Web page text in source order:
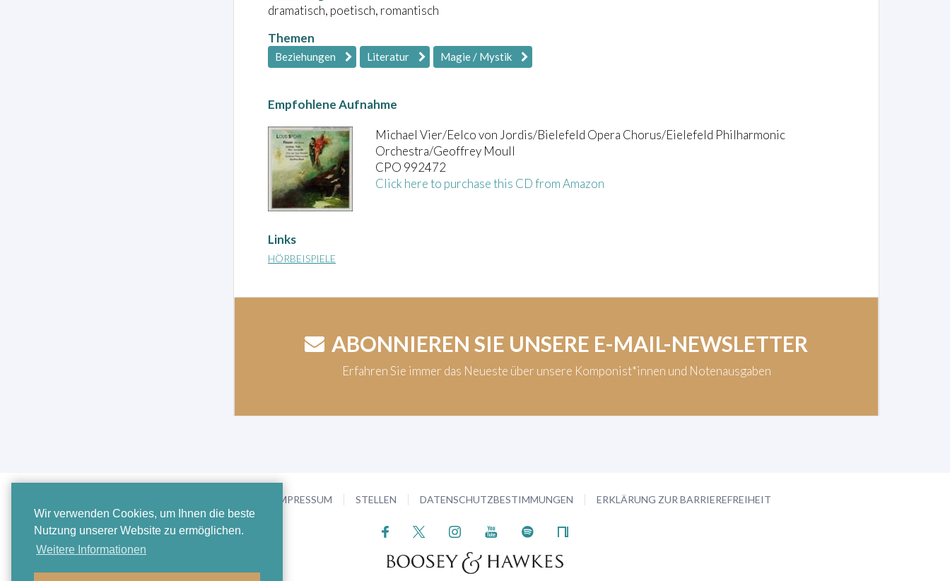
Wir verwenden Cookies, um Ihnen die beste
Nutzung unserer Website zu ermöglichen.
Weitere Informationen
dramatisch, poetisch, romantisch
Themen
Beziehungen Literatur Magie / Mystik
Empfohlene Aufnahme
Michael Vier/Eelco von Jordis/Bielefeld Opera Chorus/Eielefeld Philharmonic
Orchestra/Geoffrey Moull
CPO 992472
Click here to purchase this CD from Amazon
Links
HÖRBEISPIELE
ABONNIEREN SIE UNSERE E-MAIL-NEWSLETTER
Erfahren Sie immer das Neueste über unsere Komponist*innen und Notenausgaben
KONTAKT/IMPRESSUM STELLEN DATENSCHUTZBESTIMMUNGEN ERKLÄRUNG ZUR BARRIEREFREIHEIT